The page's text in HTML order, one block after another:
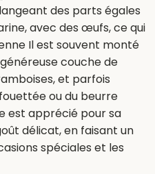
des parts égales
avec des œufs, ce qui
Il est souvent monté
couche de
et parfois
ou du beurre
est apprécié pour sa
délicat, en faisant un
spéciales et les